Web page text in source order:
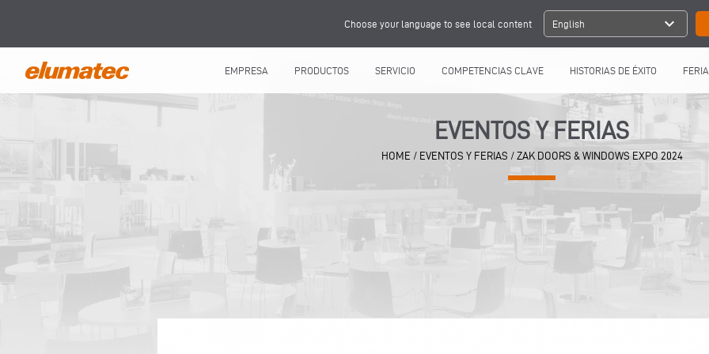
Choose your language to see local content English expand_more
EMPRESA PRODUCTOS SERVICIO COMPETENCIAS CLAVE HISTORIAS DE ÉXITO
EVENTOS Y FERIAS
HOME / EVENTOS Y FERIAS / ZAK DOORS & WINDOWS EXPO 2024